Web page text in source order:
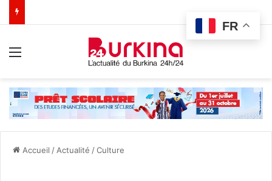
Accueil / Actualité /Culture
FR